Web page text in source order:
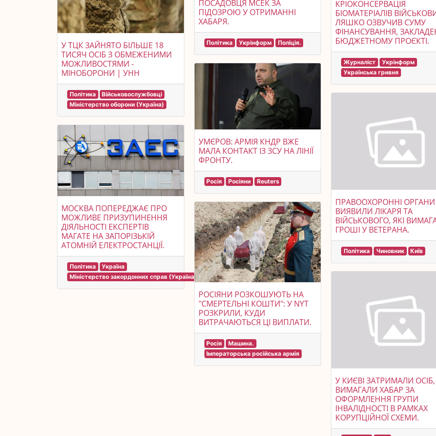
У ТЦК ЗАЙНЯТО БІЛЬШЕ 18
ТИСЯЧ ОСІБ З ОБМЕЖЕНИМИ
МОЖЛИВОСТЯМИ -
МІНОБОРОНИ | УНН
Політика
Військовослужбовці
Міністерство оборони (Україна)
МОСКВА ПОПЕРЕДЖАЄ ПРО
МОЖЛИВЕ ПРИЗУПИНЕННЯ
ДІЯЛЬНОСТІ ЕКСПЕРТІВ
МАГАТЕ НА ЗАПОРІЗЬКІЙ
АТОМНІЙ ЕЛЕКТРОСТАНЦІЇ.
Політика
Україна
Міністерство закордонних справ (Україна)
ПОСАДОВЦЯ МСЕК ЗА
ПІДОЗРОЮ У ОТРИМАННІ
ХАБАРЯ.
Політика Укрінформ Поліція.
УМЄРОВ: АРМІЯ КНДР ВЖЕ
МАЛА КОНТАКТ ІЗ ЗСУ НА ЛІНІЇ
ФРОНТУ.
Росія Росіяни Reuters
РОСІЯНИ РОЗКОШУЮТЬ НА
"СМЕРТЕЛЬНІ КОШТИ": У NYT
РОЗКРИЛИ, КУДИ
ВИТРАЧАЮТЬСЯ ЦІ ВИПЛАТИ.
Росія
Машина.
Імператорська російська армія
КРІОКОНСЕРВАЦІЯ
БІОМАТЕРІАЛІВ
ЛЯШКО ОЗВУЧИВ СУМУ
ФІНАНСУВАННЯ,
БЮДЖЕТНОМУ ПРОЄКТІ.
Журналіст
Укрінформ
Українська гривня
ПРАВООХОРОННІ ОРГАНИ
ВИЯВИЛИ ЛІКАРЯ ТА
ВІЙСЬКОВОГО, ЯКІ
ГРОШІ У ВЕТЕРАНА.
Політика Чиновник Київ
У КИЄВІ ЗАТРИМАЛИ ОСІБ,
ВИМАГАЛИ ХАБАР ЗА
ОФОРМЛЕННЯ ГРУПИ
ІНВАЛІДНОСТІ В РАМКАХ
КОРУПЦІЙНОЇ СХЕМИ.